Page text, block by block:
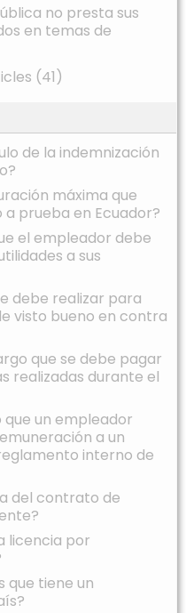
no presta sus
en temas de
(41)
de la indemnización
máxima que
prueba en Ecuador?
el empleador debe
a sus
debe realizar para
visto bueno en contra
que se debe pagar
realizadas durante el
que un empleador
a un
interno de
del contrato de
licencia por
que tiene un